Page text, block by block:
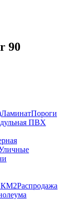
90
ЛаминатПороги
ПВХ
КМ2Распродажа